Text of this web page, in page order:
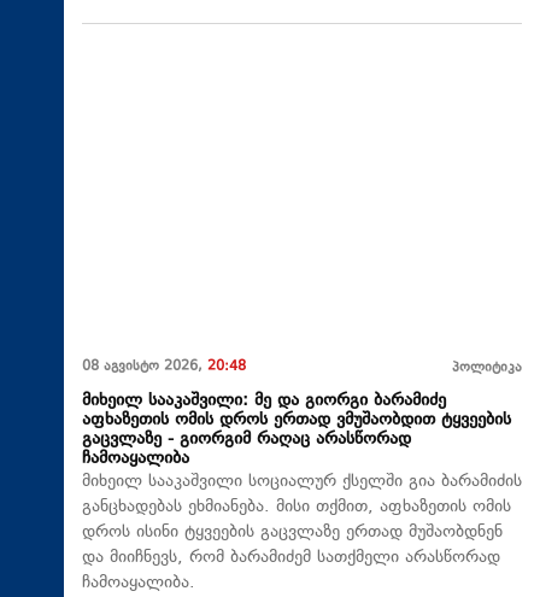
08 აგვისტო 2026, 20:48 პოლიტიკა
მიხეილ სააკაშვილი: მე და გიორგი ბარამიძე
აფხაზეთის ომის დროს ერთად ვმუშაობდით ტყვეების
გაცვლაზე - გიორგიმ რაღაც არასწორად
ჩამოაყალიბა
მიხეილ სააკაშვილი სოციალურ ქსელში გია ბარამიძის
განცხადებას ეხმიანება. მისი თქმით, აფხაზეთის ომის
დროს ისინი ტყვეების გაცვლაზე ერთად მუშაობდნენ
და მიიჩნევს, რომ ბარამიძემ სათქმელი არასწორად
ჩამოაყალიბა.